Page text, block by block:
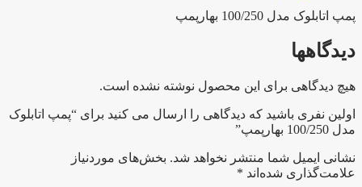
پمپ اتابلوک مدل 100/250 بهارپمپ
دیدگاهها
هیچ دیدگاهی برای این محصول نوشته نشده است.
اولین نفری باشید که دیدگاهی را ارسال می کنید برای “پمپ اتابلوک
مدل 100/250 بهارپمپ”
نشانی ایمیل شما منتشر نخواهد شد. بخش‌های موردنیاز
علامت‌گذاری شده‌اند *